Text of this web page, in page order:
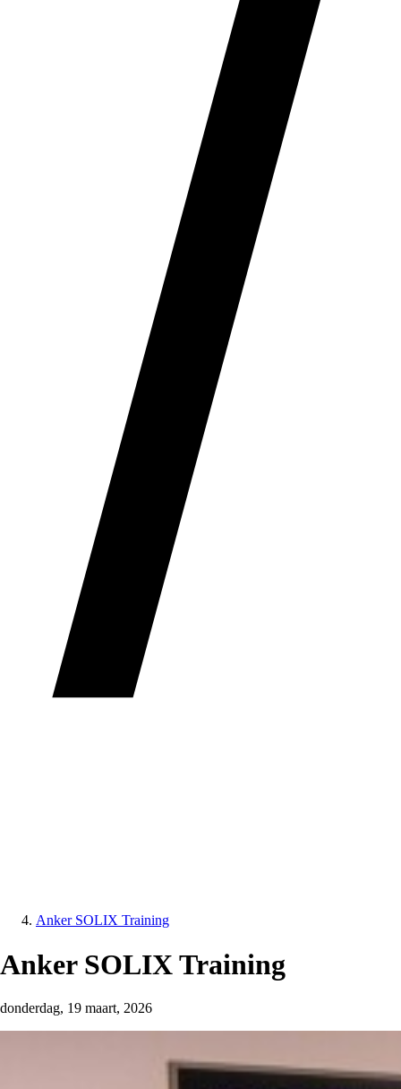
Anker SOLIX Training
Anker SOLIX Training
donderdag, 19 maart, 2026